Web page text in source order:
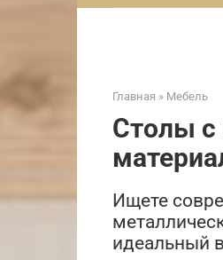
Главная » Мебель
Столы с
Ищете
идеальный